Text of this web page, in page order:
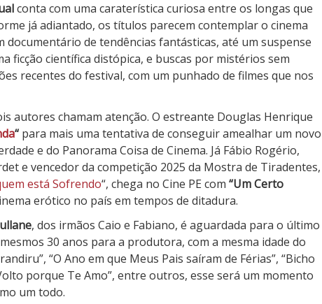
conta com uma caraterística curiosa entre os longas que
já adiantado, os títulos parecem contemplar o cinema
de tendências fantásticas, até um suspense
ficção científica distópica, e buscas por mistérios sem
recentes do festival, com um punhado de filmes que nos
autores chamam atenção. O estreante Douglas Henrique
“ para mais uma tentativa de conseguir amealhar um novo
e do Panorama Coisa de Cinema. Já Fábio Rogério,
e vencedor da competição 2025 da Mostra de Tiradentes,
está Sofrendo“, chega no Cine PE com “Um Certo
erótico no país em tempos de ditadura.
, dos irmãos Caio e Fabiano, é aguardada para o último
30 anos para a produtora, com a mesma idade do
“O Ano em que Meus Pais saíram de Férias”, “Bicho
porque Te Amo”, entre outros, esse será um momento
um todo.